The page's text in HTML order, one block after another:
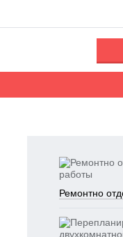
Ремонтно